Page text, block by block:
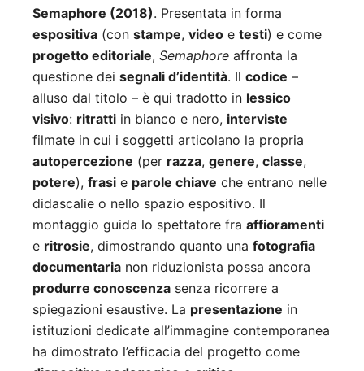
Semaphore (2018). Presentata in forma
espositiva (con stampe, video e testi) e come
progetto editoriale, Semaphore affronta la
questione dei segnali d’identità. Il codice –
alluso dal titolo – è qui tradotto in lessico
visivo: ritratti in bianco e nero, interviste
filmate in cui i soggetti articolano la propria
autopercezione (per razza, genere, classe,
potere), frasi e parole chiave che entrano nelle
didascalie o nello spazio espositivo. Il
montaggio guida lo spettatore fra affioramenti
e ritrosie, dimostrando quanto una fotografia
documentaria non riduzionista possa ancora
produrre conoscenza senza ricorrere a
spiegazioni esaustive. La presentazione in
istituzioni dedicate all’immagine contemporanea
ha dimostrato l’efficacia del progetto come